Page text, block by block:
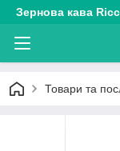
Зернова кава
Товари та